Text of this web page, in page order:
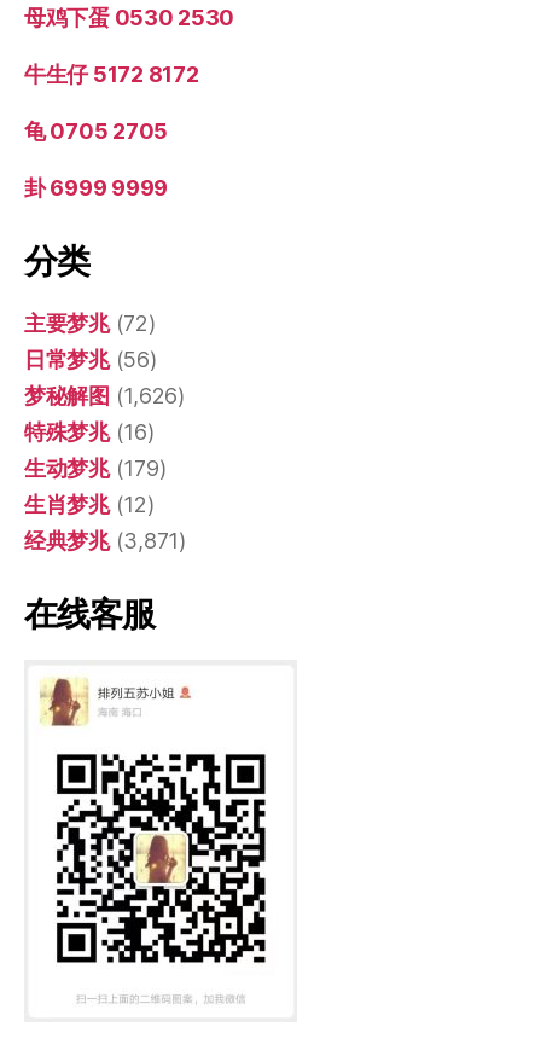
母鸡下蛋 0530 2530
牛生仔 5172 8172
龟 0705 2705
卦 6999 9999
分类
主要梦兆(72)
日常梦兆(56)
梦秘解图 (1,626)
特殊梦兆(16)
生动梦兆(179)
生肖梦兆(12)
经典梦兆(3,871)
在线客服